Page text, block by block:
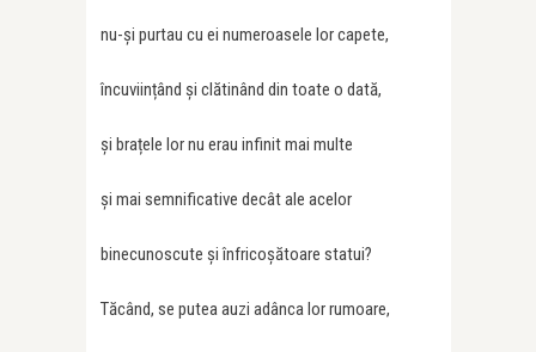
nu-și purtau cu ei numeroasele lor capete,
încuviințând și clătinând din toate o dată,
și brațele lor nu erau infinit mai multe
și mai semnificative decât ale acelor
binecunoscute și înfricoșătoare statui?
Tăcând, se putea auzi adânca lor rumoare,